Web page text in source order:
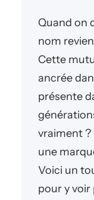
Quand on
nom
Cette
ancrée
présente
vraiment ?
une
Voici un
pour y voir